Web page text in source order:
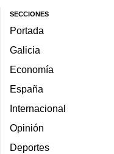
SECCIONES
Portada
Galicia
Economía
España
Internacional
Opinión
Deportes